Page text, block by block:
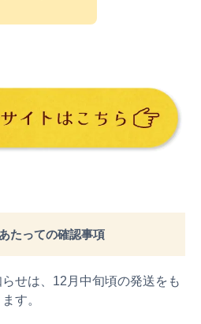
たっての確認事項
せは、12月中旬頃の発送をも
す。